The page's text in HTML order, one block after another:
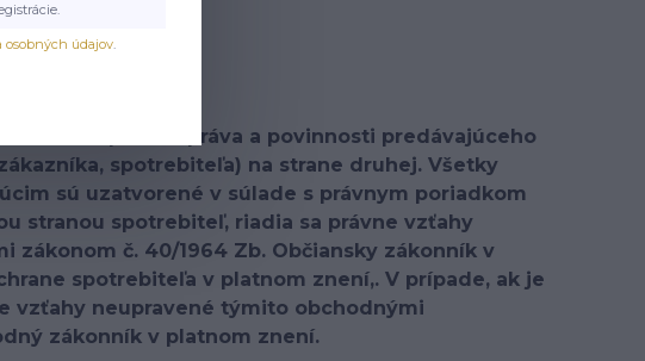
a upresniť práva a povinnosti predávajúceho
spotrebiteľa) na strane druhej. Všetky
sú uzatvorené v súlade s právnym poriadkom
stranou spotrebiteľ, riadia sa právne vzťahy
č. 40/1964 Zb. Občiansky zákonník v
spotrebiteľa v platnom znení,. V prípade, ak je
vzťahy neupravené týmito obchodnými
zákonník v platnom znení.
osobných údajov.